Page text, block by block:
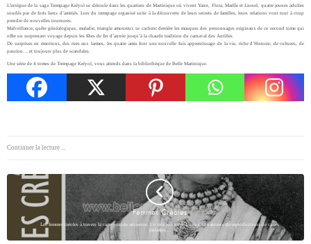
L’intrigue de la saga Trempage Kréyol se déroule dans les quartiers de Martinique où vivent Yann, Flora, Maëlle et Lionel, quatre jeunes adultes
soudés par de forts liens d’amitiés. Lors du trempage organisé suite à la découverte de leurs secrets de familles, leurs relations vont tout à coup
prendre de nouvelles tournures.
Malveillance, quête généalogique, maladie, triangle amoureux se cachent derrière les masques des personnages originaux de ce second tome qui
offre un surprenant voyage depuis les fêtes de fin d’année jusqu’à la chaude tradition du carnaval des Antilles
De surprises en émotions, des rires aux larmes, les quatre amis font une nouvelle fois apprentissage de la vie, riche d’Histoire, de cultures, de
passion….et toujours plus de scandales.
Une série de 4 tomes de Trempage Kréyol, vous attends dans la bibliothèque de Belle Martinique.
Continuer la lecture ...
Femmes Créoles
Les femmes créoles à travers la carte postale ancienne. Un très joli livre d’une cinquantaine de reproductions de cartes
postales…